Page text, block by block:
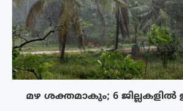
മഴ ശക്തമാകും; 6